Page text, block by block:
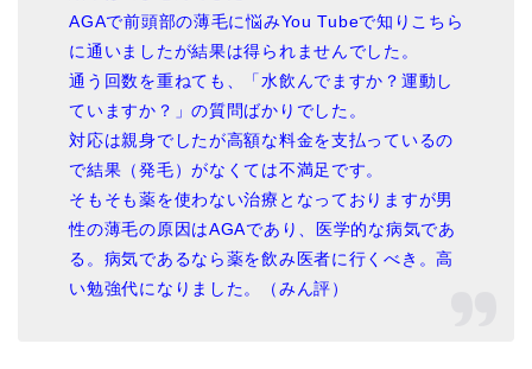
AGAで前頭部の薄毛に悩みYou Tubeで知りこちら
に通いましたが結果は得られませんでした。
通う回数を重ねても、「水飲んでますか？運動し
ていますか？」の質問ばかりでした。
対応は親身でしたが高額な料金を支払っているの
で結果（発毛）がなくては不満足です。
そもそも薬を使わない治療となっておりますが男
性の薄毛の原因はAGAであり、医学的な病気であ
る。病気であるなら薬を飲み医者に行くべき。高
い勉強代になりました。（みん評）